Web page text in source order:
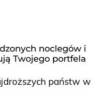
noclegów i
Twojego portfela
państw w